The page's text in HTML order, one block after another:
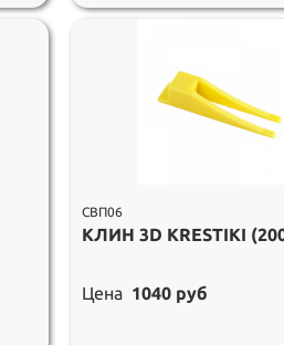
СВП06
КЛИН 3D KRESTIKI
Цена 1040 руб